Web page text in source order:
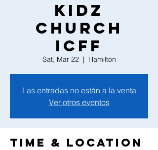
Kidz
Church
ICFF
Sat, Mar 22
  |
Hamilton
Las entradas no están a la venta
Ver otros eventos
Time & Location